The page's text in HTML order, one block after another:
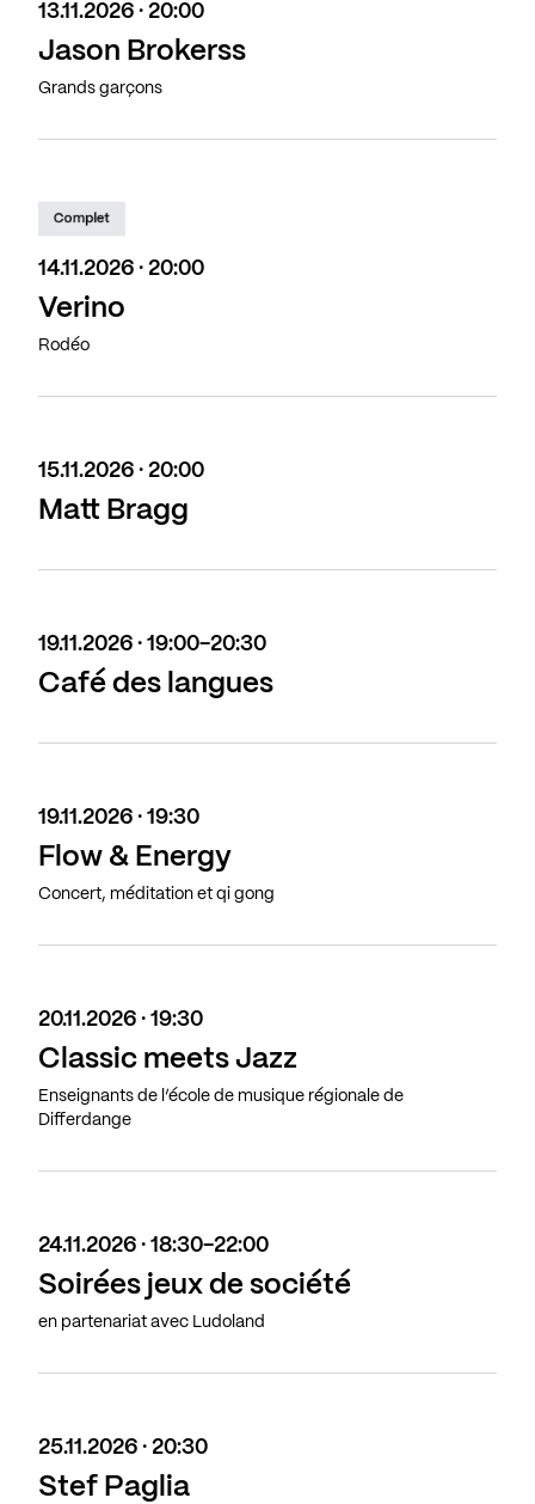
13.11.2026 · 20:00
Jason Brokerss
Grands garçons
Complet
14.11.2026 · 20:00
Verino
Rodéo
15.11.2026 · 20:00
Matt Bragg
19.11.2026 · 19:00-20:30
Café des langues
19.11.2026 · 19:30
Flow & Energy
Concert, méditation et qi gong
20.11.2026 · 19:30
Classic meets Jazz
Enseignants de l’école de musique régionale de
Differdange
24.11.2026 · 18:30-22:00
Soirées jeux de société
en partenariat avec Ludoland
25.11.2026 · 20:30
Stef Paglia